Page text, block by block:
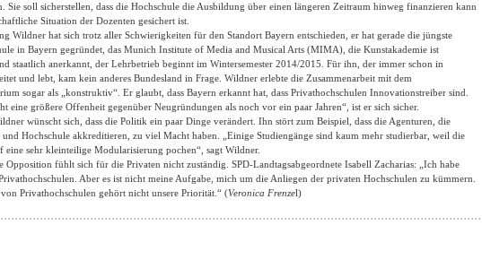
Sie soll sicherstellen, dass die Hochschule die Ausbildung über einen längeren Zeitraum hinweg finanzieren kann
Situation der Dozenten gesichert ist.
Wildner hat sich trotz aller Schwierigkeiten für den Standort Bayern entschieden, er hat gerade die jüngste
in Bayern gegründet, das Munich Institute of Media and Musical Arts (MIMA), die Kunstakademie ist
staatlich anerkannt, der Lehrbetrieb beginnt im Wintersemester 2014/2015. Für ihn, der immer schon in
und lebt, kam kein anderes Bundesland in Frage. Wildner erlebte die Zusammenarbeit mit dem
sogar als „konstruktiv“. Er glaubt, dass Bayern erkannt hat, dass Privathochschulen Innovationstreiber sind.
eine größere Offenheit gegenüber Neugründungen als noch vor ein paar Jahren“, ist er sich sicher.
wünscht sich, dass die Politik ein paar Dinge verändert. Ihn stört zum Beispiel, dass die Agenturen, die
und Hochschule akkreditieren, zu viel Macht haben. „Einige Studiengänge sind kaum mehr studierbar, weil die
eine sehr kleinteilige Modularisierung pochen“, sagt Wildner.
Opposition fühlt sich für die Privaten nicht zuständig. SPD-Landtagsabgeordnete Isabell Zacharias: „Ich habe
Aber es ist nicht meine Aufgabe, mich um die Anliegen der privaten Hochschulen zu kümmern.
Privathochschulen gehört nicht unsere Priorität.“ (Veronica Frenzel)